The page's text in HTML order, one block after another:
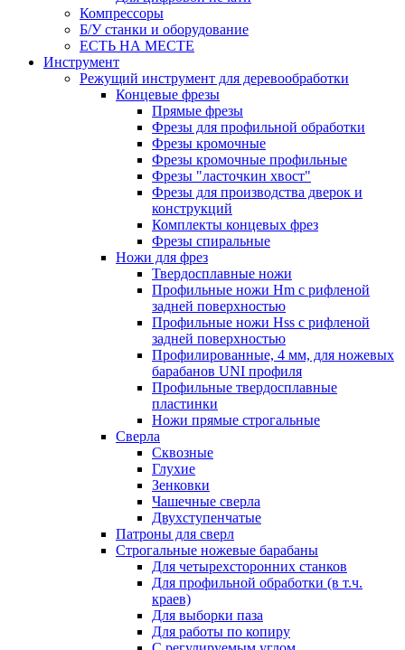
Компрессоры
Б/У станки и оборудование
ЕСТЬ НА МЕСТЕ
Инструмент
Режущий инструмент для деревообработки
Концевые фрезы
Прямые фрезы
Фрезы для профильной обработки
Фрезы кромочные
Фрезы кромочные профильные
Фрезы "ласточкин хвост"
Фрезы для производства дверок и
конструкций
Комплекты концевых фрез
Фрезы спиральные
Ножи для фрез
Твердосплавные ножи
Профильные ножи Hm с рифленой
задней поверхностью
Профильные ножи Hss с рифленой
задней поверхностью
Профилированные, 4 мм, для ножевых
барабанов UNI профиля
Профильные твердосплавные
пластинки
Ножи прямые строгальные
Сверла
Сквозные
Глухие
Зенковки
Чашечные сверла
Двухступенчатые
Патроны для сверл
Строгальные ножевые барабаны
Для четырехсторонних станков
Для профильной обработки (в т.ч.
краев)
Для выборки паза
Для работы по копиру